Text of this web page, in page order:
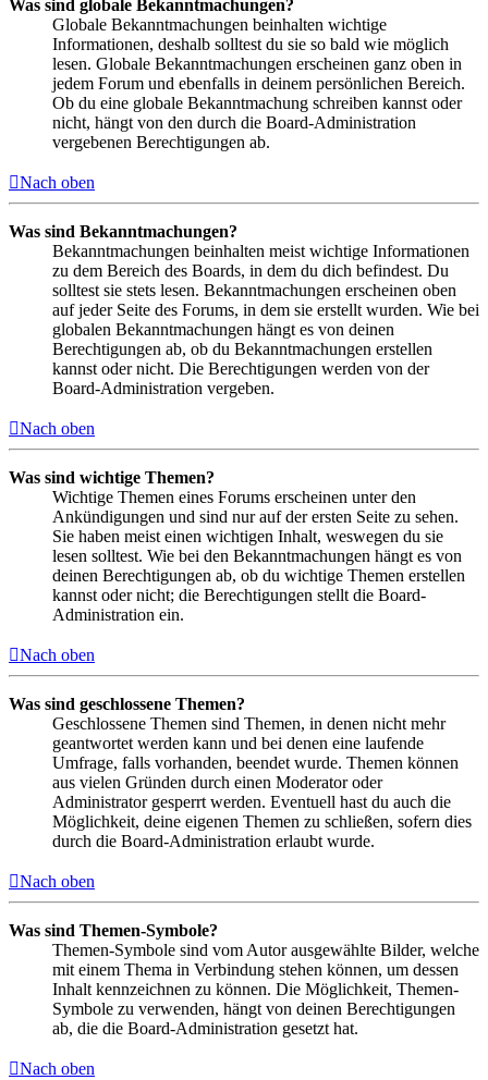
Was sind globale Bekanntmachungen?
Globale Bekanntmachungen beinhalten wichtige
Informationen, deshalb solltest du sie so bald wie möglich
lesen. Globale Bekanntmachungen erscheinen ganz oben in
jedem Forum und ebenfalls in deinem persönlichen Bereich.
Ob du eine globale Bekanntmachung schreiben kannst oder
nicht, hängt von den durch die Board-Administration
vergebenen Berechtigungen ab.
Nach oben
Was sind Bekanntmachungen?
Bekanntmachungen beinhalten meist wichtige Informationen
zu dem Bereich des Boards, in dem du dich befindest. Du
solltest sie stets lesen. Bekanntmachungen erscheinen oben
auf jeder Seite des Forums, in dem sie erstellt wurden. Wie bei
globalen Bekanntmachungen hängt es von deinen
Berechtigungen ab, ob du Bekanntmachungen erstellen
kannst oder nicht. Die Berechtigungen werden von der
Board-Administration vergeben.
Nach oben
Was sind wichtige Themen?
Wichtige Themen eines Forums erscheinen unter den
Ankündigungen und sind nur auf der ersten Seite zu sehen.
Sie haben meist einen wichtigen Inhalt, weswegen du sie
lesen solltest. Wie bei den Bekanntmachungen hängt es von
deinen Berechtigungen ab, ob du wichtige Themen erstellen
kannst oder nicht; die Berechtigungen stellt die Board-
Administration ein.
Nach oben
Was sind geschlossene Themen?
Geschlossene Themen sind Themen, in denen nicht mehr
geantwortet werden kann und bei denen eine laufende
Umfrage, falls vorhanden, beendet wurde. Themen können
aus vielen Gründen durch einen Moderator oder
Administrator gesperrt werden. Eventuell hast du auch die
Möglichkeit, deine eigenen Themen zu schließen, sofern dies
durch die Board-Administration erlaubt wurde.
Nach oben
Was sind Themen-Symbole?
Themen-Symbole sind vom Autor ausgewählte Bilder, welche
mit einem Thema in Verbindung stehen können, um dessen
Inhalt kennzeichnen zu können. Die Möglichkeit, Themen-
Symbole zu verwenden, hängt von deinen Berechtigungen
ab, die die Board-Administration gesetzt hat.
Nach oben